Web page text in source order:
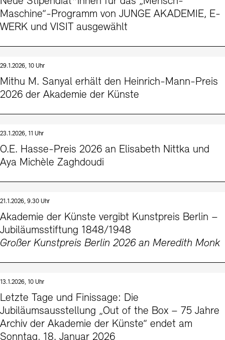
Maschine“-Programm von JUNGE AKADEMIE, E-
WERK und VISIT ausgewählt
29.1.2026, 10 Uhr
Mithu M. Sanyal erhält den Heinrich-Mann-Preis
2026 der Akademie der Künste
23.1.2026, 11 Uhr
O.E. Hasse-Preis 2026 an Elisabeth Nittka und
Aya Michèle Zaghdoudi
21.1.2026, 9.30 Uhr
Akademie der Künste vergibt Kunstpreis Berlin –
Jubiläumsstiftung 1848/1948
Großer Kunstpreis Berlin 2026 an Meredith Monk
13.1.2026, 10 Uhr
Letzte Tage und Finissage: Die
Jubiläumsausstellung „Out of the Box – 75 Jahre
Archiv der Akademie der Künste“ endet am
Sonntag, 18. Januar 2026